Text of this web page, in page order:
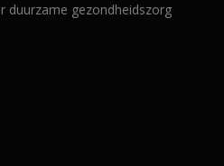
duurzame gezondheidszorg